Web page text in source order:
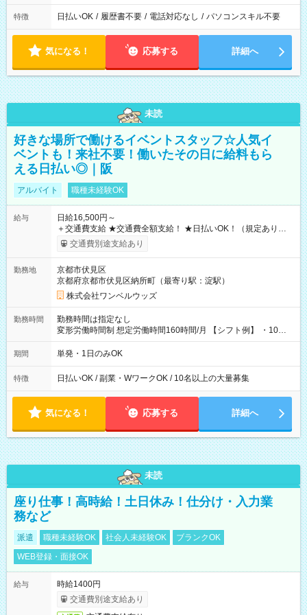
特徴 日払いOK / 履歴書不要 / 電話対応なし / パソコンスキル不要
気になる！ 応募する 詳細へ
未読
好きな場所で働けるイベントスタッフ☆人気イ
ベントも！来社不要！働いたその日に給料もら
える日払い◎｜阪
アルバイト 職種未経験OK
給与
日給16,500円～
＋交通費支給 ★交通費全額支給！ ★日払いOK！（規定あり） ┗
働いたその日に現金GET♪ お仕事後はコンビニATMから 日払
交通費別途支給あり
勤務地
京都市伏見区
京都府京都市伏見区納所町（最寄り駅：淀駅）
株式会社ワンベルウッズ
勤務時間
勤務時間は指定なし
変形労働時間制 想定労働時間160時間/月 【シフト例】 ・10：
00～20：00
期間 単発・1日のみOK
特徴 日払いOK / 副業・WワークOK / 10名以上の大量募集
気になる！ 応募する 詳細へ
未読
座り仕事！高時給！土日休み！仕分け・入力業
務など
派遣 職種未経験OK 社会人未経験OK
ブランクOK
WEB登録・面接OK
給与
時給1400円
交通費別途支給あり